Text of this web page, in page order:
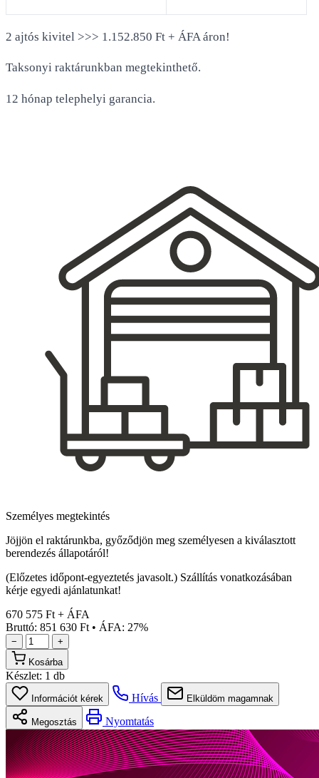
2 ajtós kivitel >>> 1.152.850 Ft + ÁFA áron!
Taksonyi raktárunkban megtekinthető.
12 hónap telephelyi garancia.
Személyes megtekintés
Jöjjön el raktárunkba, győződjön meg személyesen a kiválasztott
berendezés állapotáról!
(Előzetes időpont-egyeztetés javasolt.) Szállítás vonatkozásában
kérje egyedi ajánlatunkat!
670 575 Ft + ÁFA
Bruttó: 851 630 Ft • ÁFA: 27%
−
+
Kosárba
Készlet: 1 db
Információt kérek Hívás Elküldöm magamnak
Megosztás Nyomtatás